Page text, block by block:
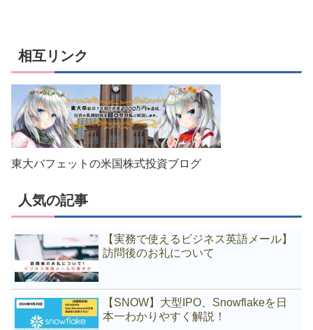
相互リンク
東大バフェットの米国株式投資ブログ
人気の記事
【実務で使えるビジネス英語メール】
訪問後のお礼について
【SNOW】大型IPO、Snowflakeを日
本一わかりやすく解説！